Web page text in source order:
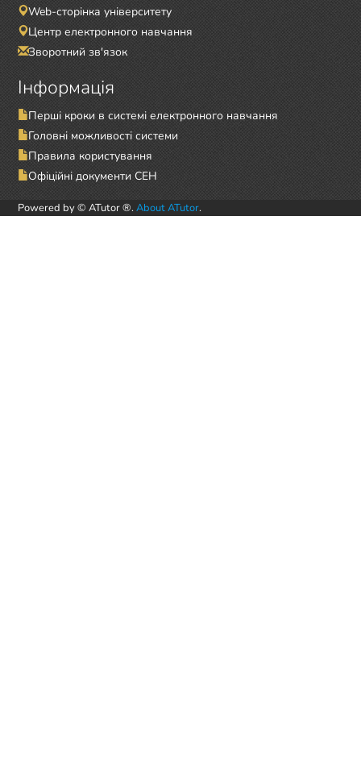
Web-сторінка університету
Центр електронного навчання
Зворотний зв'язок
Інформація
Перші кроки в системі електронного навчання
Головні можливості системи
Правила користування
Офіційні документи СЕН
Powered by © ATutor ®. About ATutor.